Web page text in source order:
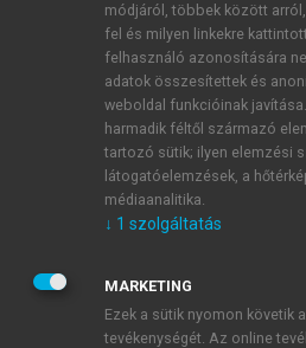
ÚJ FIÓK
1 óra díjmentes hozzáférés
E-MAIL-CÍM
JELSZÓ
módjáról, többek között
fel és milyen linkekre
felhasználó azonosítására
adatok összesítettek és
weboldal funkcióinak
harmadik féltől származó
tartozó sütik; ilyen elemzési
látogatóelemzések, a
médiaanalitika.
↓ 1 szolgáltatás
MARKETING
Ezek a sütik nyomon követik
tevékenységét. Az online